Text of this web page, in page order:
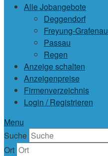
Alle Jobangebote
Deggendorf
Freyung-Grafenau
Passau
Regen
Anzeige schalten
Anzeigenpreise
Firmenverzeichnis
Login / Registrieren
Menu
Suche
Ort